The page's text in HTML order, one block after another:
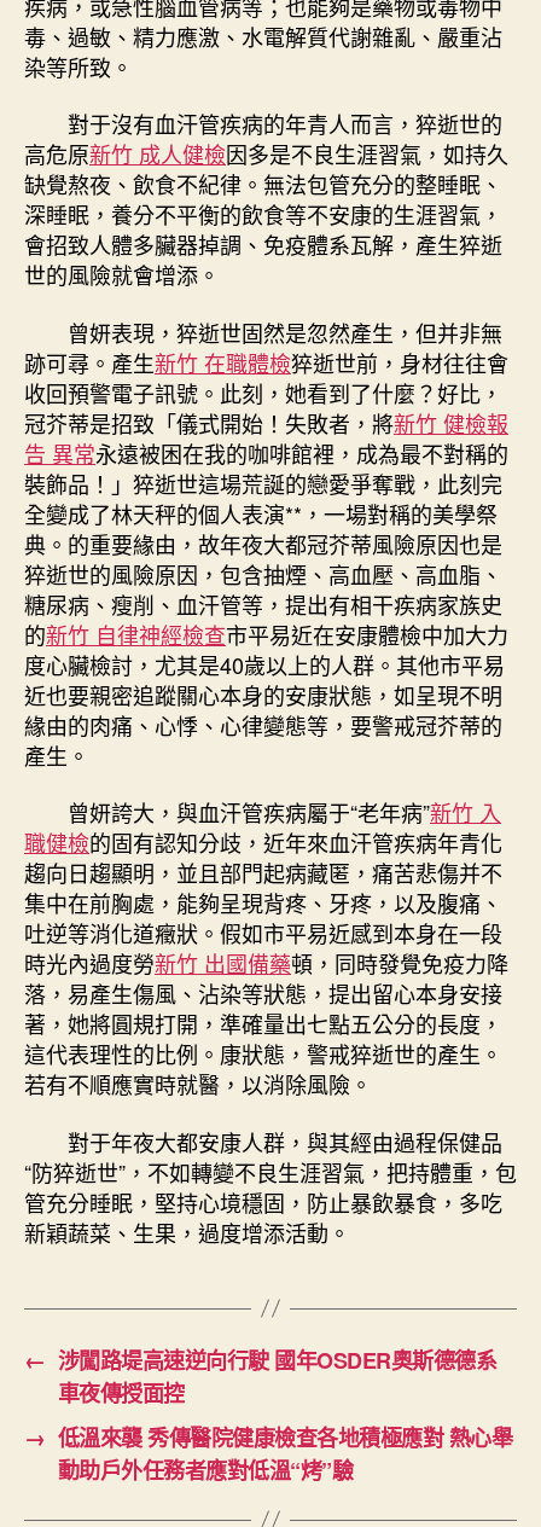
毒、過敏、精力應激、水電解質代謝雜亂、嚴重沾
染等所致。
對于沒有血汗管疾病的年青人而言，猝逝世的
高危原新竹 成人健檢因多是不良生涯習氣，如持久
缺覺熬夜、飲食不紀律。無法包管充分的整睡眠、
深睡眠，養分不平衡的飲食等不安康的生涯習氣，
會招致人體多臟器掉調、免疫體系瓦解，產生猝逝
世的風險就會增添。
曾妍表現，猝逝世固然是忽然產生，但并非無
跡可尋。產生新竹 在職體檢猝逝世前，身材往往會
收回預警電子訊號。此刻，她看到了什麼？好比，
冠芥蒂是招致「儀式開始！失敗者，將新竹 健檢報
告 異常永遠被困在我的咖啡館裡，成為最不對稱的
裝飾品！」猝逝世這場荒誕的戀愛爭奪戰，此刻完
全變成了林天秤的個人表演**，一場對稱的美學祭
典。的重要緣由，故年夜大都冠芥蒂風險原因也是
猝逝世的風險原因，包含抽煙、高血壓、高血脂、
糖尿病、瘦削、血汗管等，提出有相干疾病家族史
的新竹 自律神經檢查市平易近在安康體檢中加大力
度心臟檢討，尤其是40歲以上的人群。其他市平易
近也要親密追蹤關心本身的安康狀態，如呈現不明
緣由的肉痛、心悸、心律變態等，要警戒冠芥蒂的
產生。
曾妍誇大，與血汗管疾病屬于“老年病”新竹 入
職健檢的固有認知分歧，近年來血汗管疾病年青化
趨向日趨顯明，並且部門起病藏匿，痛苦悲傷并不
集中在前胸處，能夠呈現背疼、牙疼，以及腹痛、
吐逆等消化道癥狀。假如市平易近感到本身在一段
時光內過度勞新竹 出國備藥頓，同時發覺免疫力降
落，易產生傷風、沾染等狀態，提出留心本身安接
著，她將圓規打開，準確量出七點五公分的長度，
這代表理性的比例。康狀態，警戒猝逝世的產生。
若有不順應實時就醫，以消除風險。
對于年夜大都安康人群，與其經由過程保健品
“防猝逝世”，不如轉變不良生涯習氣，把持體重，包
管充分睡眠，堅持心境穩固，防止暴飲暴食，多吃
新穎蔬菜、生果，過度增添活動。
← 涉闖路堤高速逆向行駛 國年OSDER奧斯德德系
車夜傳授面控
→ 低溫來襲 秀傳醫院健康檢查各地積極應對 熱心舉
動助戶外任務者應對低溫“烤”驗